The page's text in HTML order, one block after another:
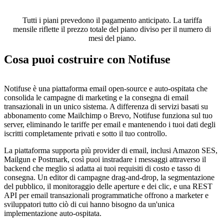
Tutti i piani prevedono il pagamento anticipato. La tariffa
mensile riflette il prezzo totale del piano diviso per il numero di
mesi del piano.
Cosa puoi costruire con Notifuse
Notifuse è una piattaforma email open-source e auto-ospitata che
consolida le campagne di marketing e la consegna di email
transazionali in un unico sistema. A differenza di servizi basati su
abbonamento come Mailchimp o Brevo, Notifuse funziona sul tuo
server, eliminando le tariffe per email e mantenendo i tuoi dati degli
iscritti completamente privati e sotto il tuo controllo.
La piattaforma supporta più provider di email, inclusi Amazon SES,
Mailgun e Postmark, così puoi instradare i messaggi attraverso il
backend che meglio si adatta ai tuoi requisiti di costo e tasso di
consegna. Un editor di campagne drag-and-drop, la segmentazione
del pubblico, il monitoraggio delle aperture e dei clic, e una REST
API per email transazionali programmatiche offrono a marketer e
sviluppatori tutto ciò di cui hanno bisogno da un'unica
implementazione auto-ospitata.